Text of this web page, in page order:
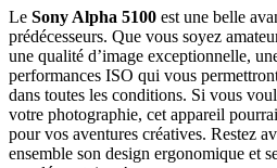
Le Sony Alpha 5100 est une belle
prédécesseurs. Que vous soyez
une qualité d’image exceptionnelle,
performances ISO qui vous
dans toutes les conditions. Si vous
votre photographie, cet appareil
pour vos aventures créatives. Restez
ensemble son design ergonomique et